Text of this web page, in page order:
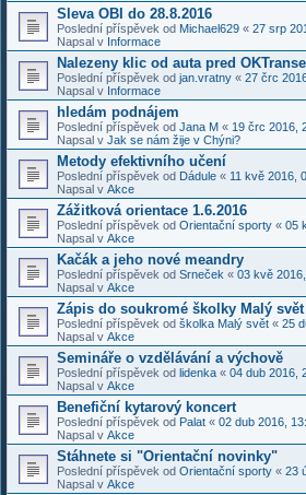
Sleva OBI do 28.8.2016
Poslední příspěvek od Michael629 « 27 srp
Napsal v Informace
Nalezeny klic od auta pred
Poslední příspěvek od jan.vratny « 27 črc
Napsal v Informace
hledám podnájem
Poslední příspěvek od Jana M « 19 črc 2016,
Napsal v Jak se nám žije v Chýni?
Metody efektivního učení
Poslední příspěvek od Dádule « 11 kvě 2016,
Napsal v Akce
Zážitková orientace 1.6.2016
Poslední příspěvek od Orientační sporty « 05
Napsal v Akce
Kačák a jeho nové meandry
Poslední příspěvek od Srneček « 03 kvě
Napsal v Akce
Zápis do soukromé školky Malý
Poslední příspěvek od školka Malý svět « 25
Napsal v Akce
Semináře o vzdělávání a výchově
Poslední příspěvek od lidenka « 04 dub 2016,
Napsal v Akce
Benefiční kytarový koncert
Poslední příspěvek od Palat « 02 dub 2016,
Napsal v Akce
Stáhnete si "Orientační novinky"
Poslední příspěvek od Orientační sporty « 23
Napsal v Akce